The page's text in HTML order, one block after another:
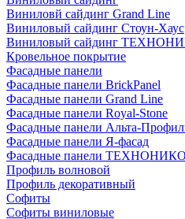
Виниловй сайдинг Grand Line
Виниловый сайдинг Стоун-Хаус
Виниловый сайдинг
Кровельное покрытие
Фасадные панели
Фасадные панели BrickPanel
Фасадные панели Grand Line
Фасадные панели Royal-Stone
Фасадные панели Альта-
Фасадные панели Я-фасад
Фасадные панели
Профиль волновой
Профиль декоративный
Софиты
Софиты виниловые